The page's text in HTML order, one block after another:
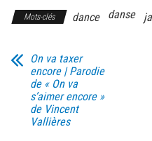
Mots-clés dance danse
On va taxer
encore | Parodie
de « On va
s’aimer encore »
de Vincent
Vallières